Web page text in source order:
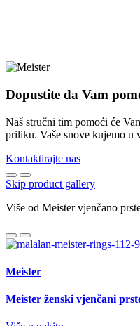
Dopustite da Vam
Naš stručni tim pomoći će
priliku. Vaše snove kujemo u
Kontaktirajte nas
Skip product gallery
Više od Meister vjenčano
Meister
Meister ženski vjenčani